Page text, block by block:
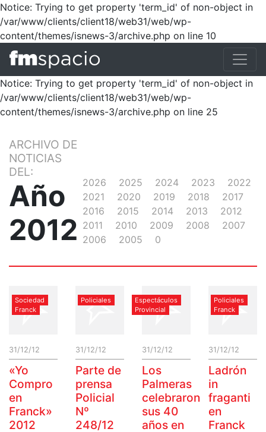
Notice: Trying to get property 'term_id' of non-object in
/var/www/clients/client18/web31/web/wp-
content/themes/isnews-3/archive.php on line 10
Notice: Trying to get property 'term_id' of non-object in
/var/www/clients/client18/web31/web/wp-
content/themes/isnews-3/archive.php on line 25
ARCHIVO DE
NOTICIAS
DEL:
Año
2012
2026 2025 2024 2023
2022
2021
2020 2019 2018
2017
2016
2015 2014 2013
2012
2011
2010 2009 2008
2007
2006
2005 0
Sociedad
Franck
31/12/12
«Yo
Compro
en
Franck»
2012
Policiales
31/12/12
Parte de
prensa
Policial
Nº
248/12
Espectáculos
Provincial
31/12/12
Los
Palmeras
celebraron
sus 40
años en
Policiales
Franck
31/12/12
Ladrón
in
fraganti
en
Franck